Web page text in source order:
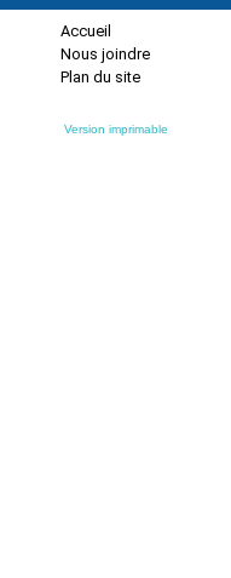
Accueil
Nous joindre
Plan du site
Version imprimable